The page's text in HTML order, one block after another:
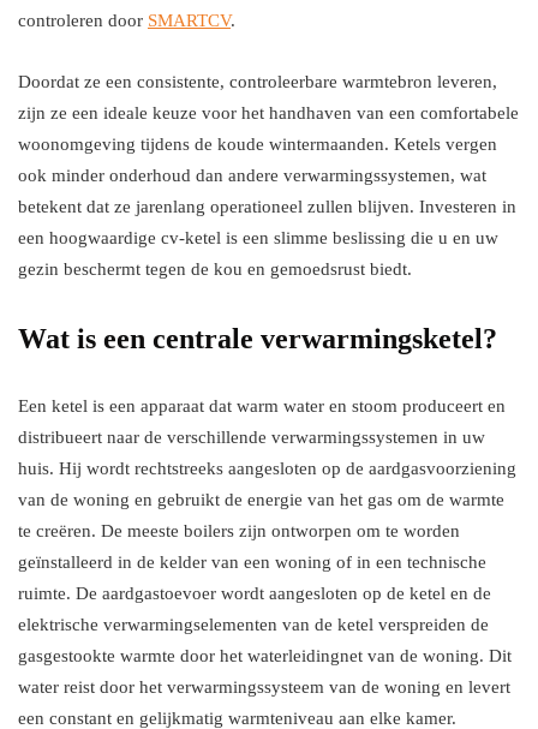
controleren door SMARTCV.
Doordat ze een consistente, controleerbare warmtebron leveren,
zijn ze een ideale keuze voor het handhaven van een comfortabele
woonomgeving tijdens de koude wintermaanden. Ketels vergen
ook minder onderhoud dan andere verwarmingssystemen, wat
betekent dat ze jarenlang operationeel zullen blijven. Investeren in
een hoogwaardige cv-ketel is een slimme beslissing die u en uw
gezin beschermt tegen de kou en gemoedsrust biedt.
Wat is een centrale verwarmingsketel?
Een ketel is een apparaat dat warm water en stoom produceert en
distribueert naar de verschillende verwarmingssystemen in uw
huis. Hij wordt rechtstreeks aangesloten op de aardgasvoorziening
van de woning en gebruikt de energie van het gas om de warmte
te creëren. De meeste boilers zijn ontworpen om te worden
geïnstalleerd in de kelder van een woning of in een technische
ruimte. De aardgastoevoer wordt aangesloten op de ketel en de
elektrische verwarmingselementen van de ketel verspreiden de
gasgestookte warmte door het waterleidingnet van de woning. Dit
water reist door het verwarmingssysteem van de woning en levert
een constant en gelijkmatig warmteniveau aan elke kamer.